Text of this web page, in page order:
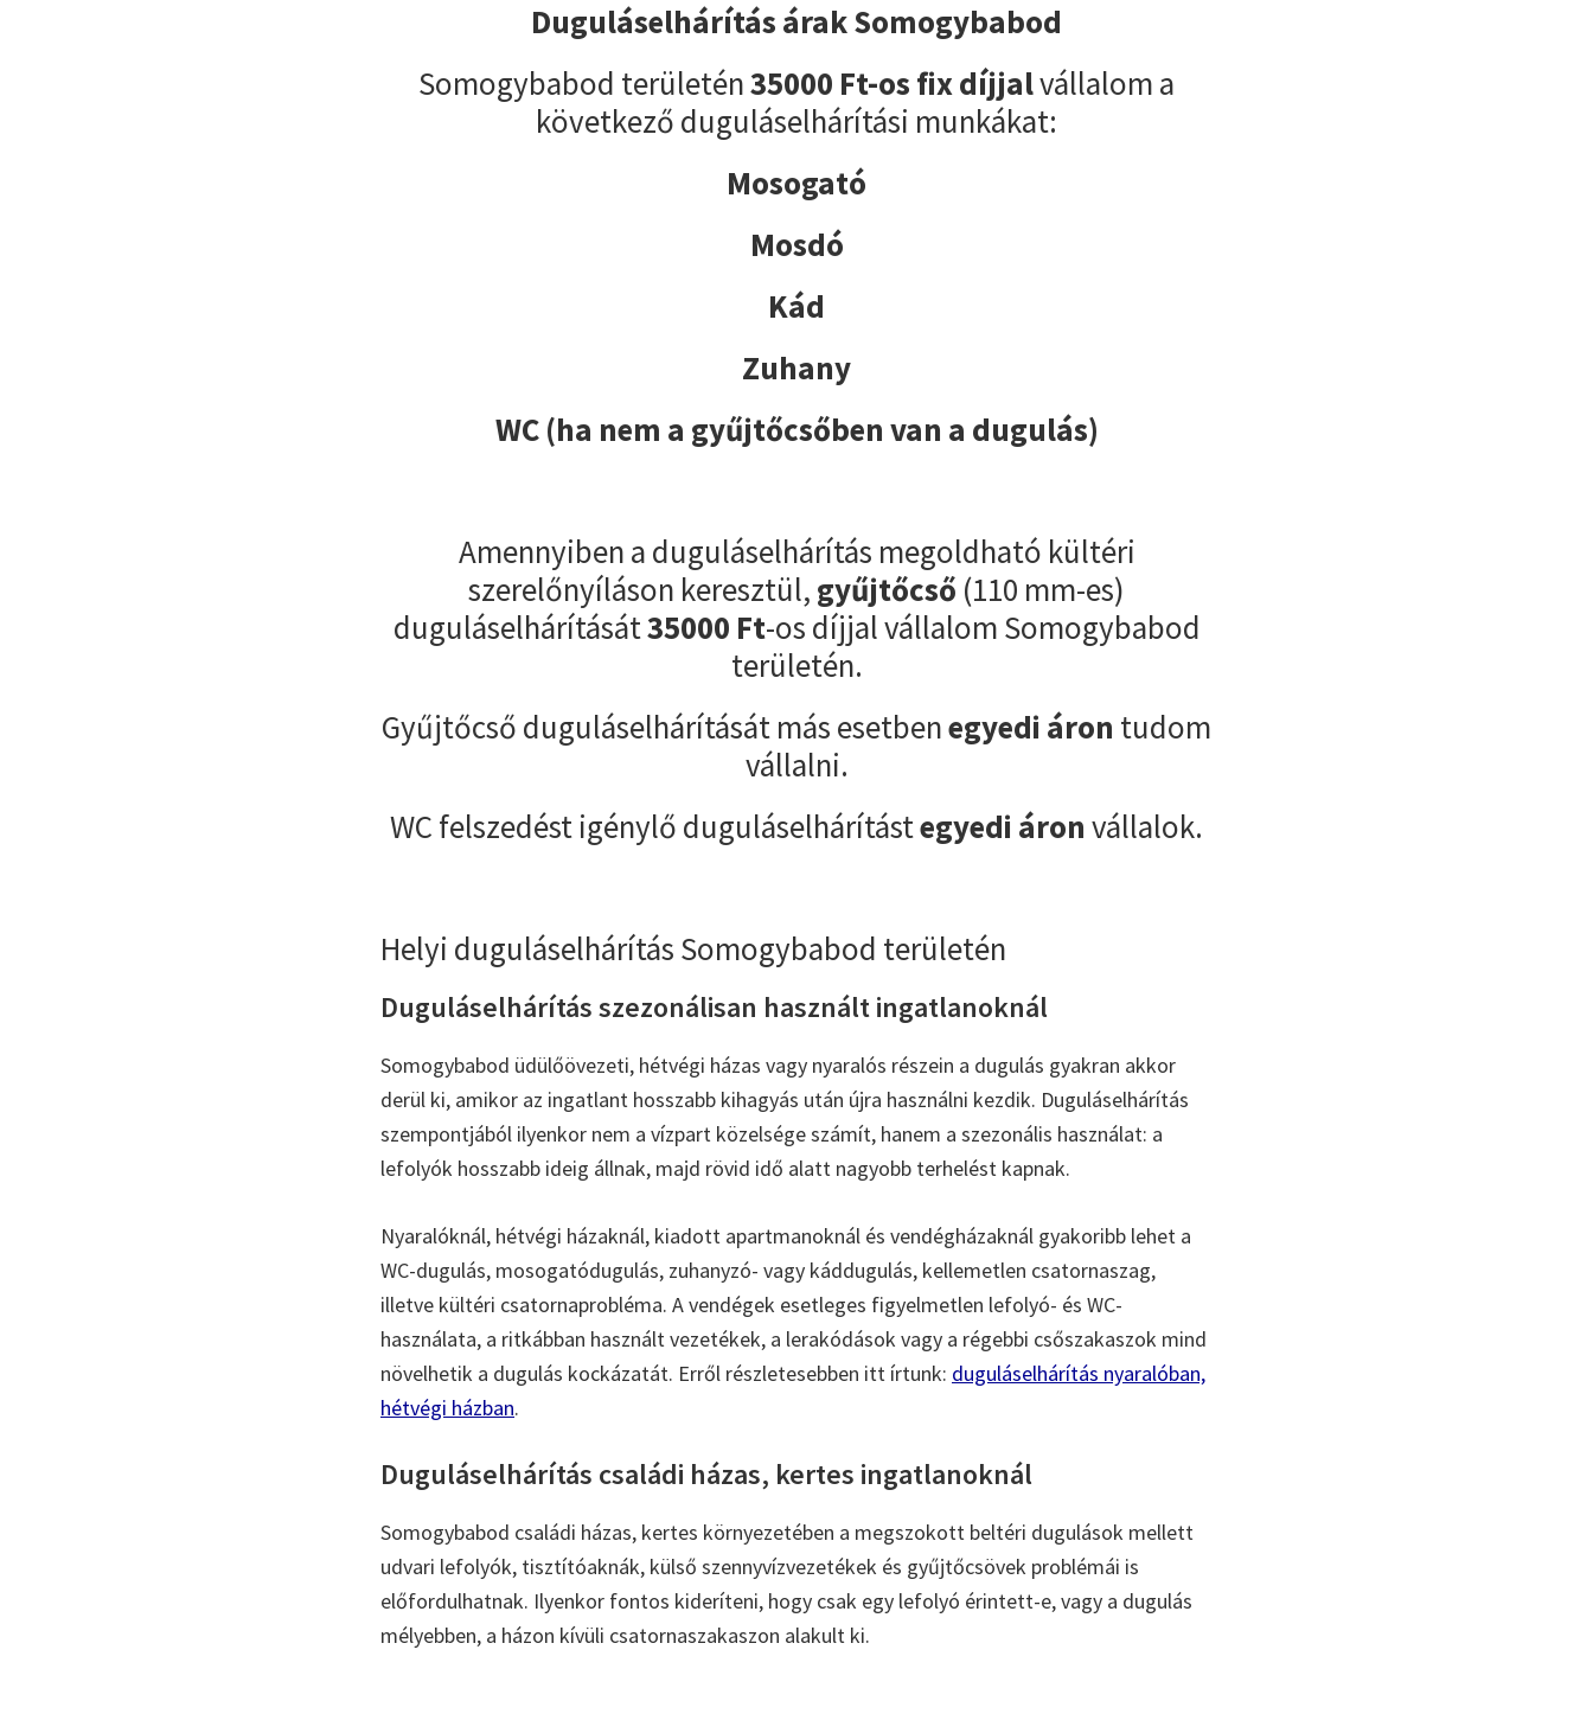
Duguláselhárítás árak Somogybabod
Somogybabod területén35000 Ft-os fix díjjalvállalom a
következő duguláselhárítási munkákat:
Mosogató
Mosdó
Kád
Zuhany
WC (ha nem a gyűjtőcsőben van a dugulás)
Amennyiben a duguláselhárítás megoldható kültéri
szerelőnyíláson keresztül, gyűjtőcső (110 mm-es)
duguláselhárítását35000 Ft-os díjjal vállalom Somogybabod
területén.
Gyűjtőcső duguláselhárítását más esetbenegyedi áron tudom
vállalni.
WC felszedést igénylő duguláselhárítástegyedi áron vállalok.
Helyi duguláselhárítás Somogybabod területén
Duguláselhárítás szezonálisan használt ingatlanoknál
Somogybabod üdülőövezeti, hétvégi házas vagy nyaralós részein a dugulás gyakran akkor
derül ki, amikor az ingatlant hosszabb kihagyás után újra használni kezdik. Duguláselhárítás
szempontjából ilyenkor nem a vízpart közelsége számít, hanem a szezonális használat: a
lefolyók hosszabb ideig állnak, majd rövid idő alatt nagyobb terhelést kapnak.
Nyaralóknál, hétvégi házaknál, kiadott apartmanoknál és vendégházaknál gyakoribb lehet a
WC-dugulás, mosogatódugulás, zuhanyzó- vagy káddugulás, kellemetlen csatornaszag,
illetve kültéri csatornaprobléma. A vendégek esetleges figyelmetlen lefolyó- és WC-
használata, a ritkábban használt vezetékek, a lerakódások vagy a régebbi csőszakaszok mind
növelhetik a dugulás kockázatát. Erről részletesebben itt írtunk: duguláselhárítás nyaralóban,
hétvégi házban.
Duguláselhárítás családi házas, kertes ingatlanoknál
Somogybabod családi házas, kertes környezetében a megszokott beltéri dugulások mellett
udvari lefolyók, tisztítóaknák, külső szennyvízvezetékek és gyűjtőcsövek problémái is
előfordulhatnak. Ilyenkor fontos kideríteni, hogy csak egy lefolyó érintett-e, vagy a dugulás
mélyebben, a házon kívüli csatornaszakaszon alakult ki.